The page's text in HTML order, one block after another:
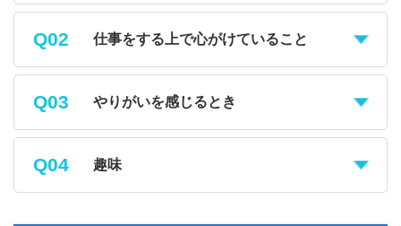
仕事をする上で心がけていること
やりがいを感じるとき
趣味